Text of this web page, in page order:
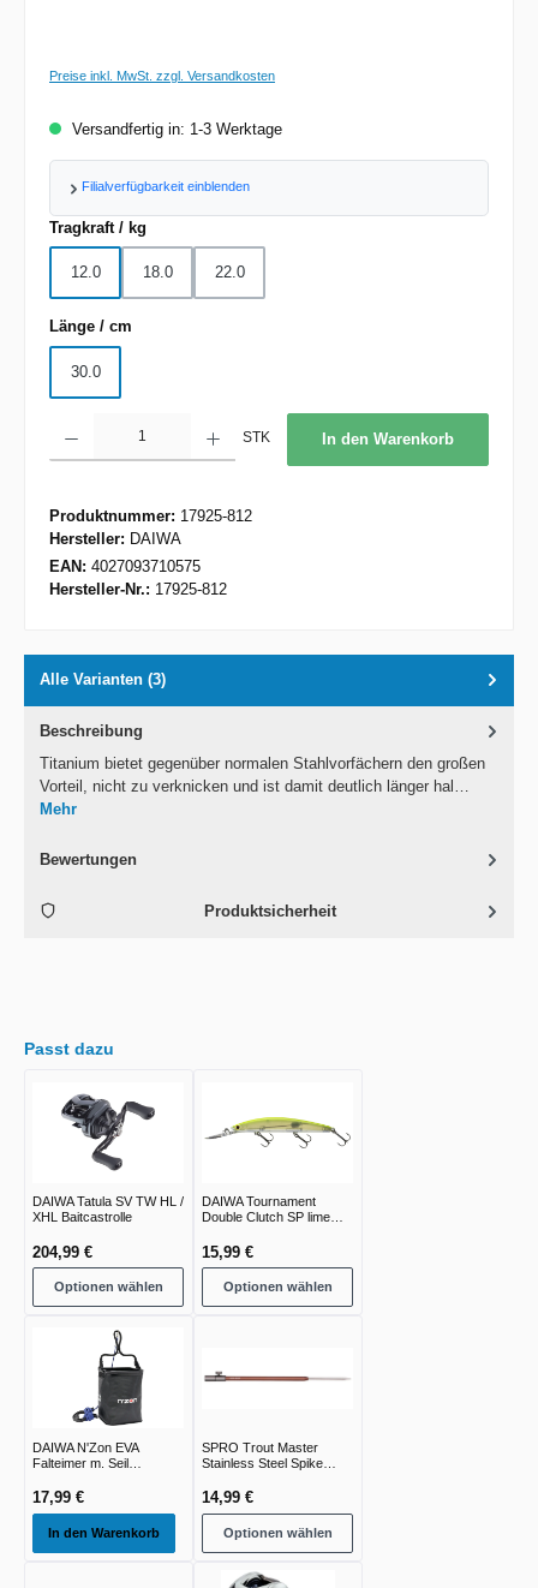
Preise inkl. MwSt. zzgl. Versandkosten
Versandfertig in: 1-3 Werktage
Filialverfügbarkeit einblenden
Tragkraft / kg
12.0 18.0 22.0
Länge / cm
30.0
STK In den Warenkorb
Produktnummer: 17925-812
Hersteller: DAIWA
EAN: 4027093710575
Hersteller-Nr.: 17925-812
Alle Varianten (3)
Beschreibung
Titanium bietet gegenüber normalen Stahlvorfächern den großen
Vorteil, nicht zu verknicken und ist damit deutlich länger hal…
Mehr
Bewertungen
Produktsicherheit
Passt dazu
DAIWA Tatula SV TW HL /
XHL Baitcastrolle
204,99 €
Optionen wählen
DAIWA Tournament
Double Clutch SP lime
15,99 €
Optionen wählen
DAIWA N'Zon EVA
Falteimer m. Seil
17,99 €
In den Warenkorb
SPRO Trout Master
Stainless Steel Spike
14,99 €
Optionen wählen